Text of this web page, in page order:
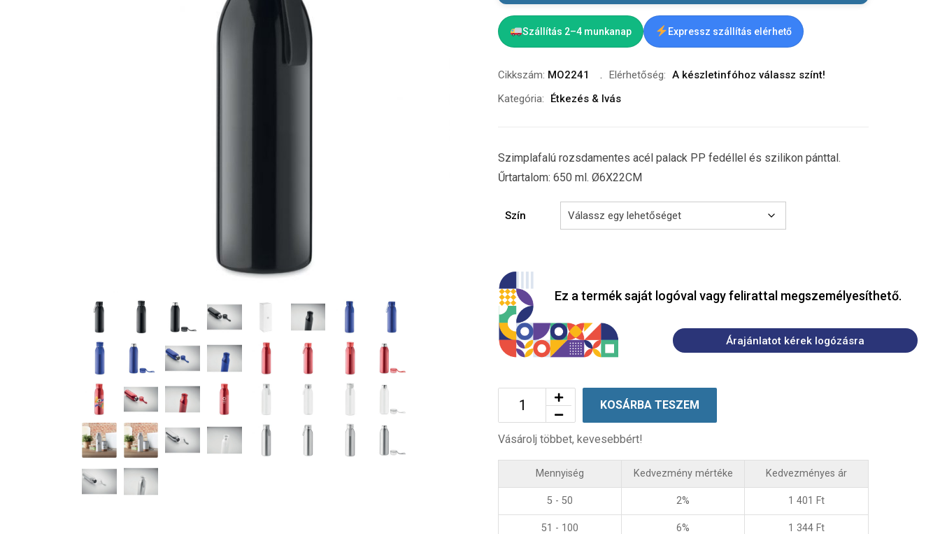
Szállítás 2–4 munkanap Expressz szállítás elérhető
Cikkszám: MO2241 Elérhetőség: A készletinfóhoz válassz színt!
Kategória:
Étkezés & Ivás
Szimplafalú rozsdamentes acél palack PP fedéllel és szilikon pánttal.
Űrtartalom: 650 ml. Ø6X22CM
Szín
Ez a termék saját logóval vagy felirattal megszemélyesíthető.
Árajánlatot kérek logózásra
KOSÁRBA TESZEM
Vásárolj többet, kevesebbért!
Mennyiség Kedvezmény mértéke Kedvezményes ár
5 - 50 2% 1 401 Ft
51 - 100 6% 1 344 Ft